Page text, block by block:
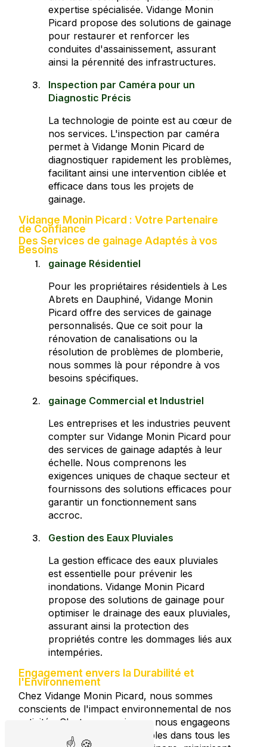
expertise spécialisée. Vidange Monin
Picard propose des solutions de gainage
pour restaurer et renforcer les
conduites d'assainissement, assurant
ainsi la pérennité des infrastructures.
Inspection par Caméra pour un
Diagnostic Précis
La technologie de pointe est au cœur de
nos services. L'inspection par caméra
permet à Vidange Monin Picard de
diagnostiquer rapidement les problèmes,
facilitant ainsi une intervention ciblée et
efficace dans tous les projets de
gainage.
Vidange Monin Picard : Votre Partenaire
de Confiance
Des Services de gainage Adaptés à vos
Besoins
gainage Résidentiel
Pour les propriétaires résidentiels à Les
Abrets en Dauphiné, Vidange Monin
Picard offre des services de gainage
personnalisés. Que ce soit pour la
rénovation de canalisations ou la
résolution de problèmes de plomberie,
nous sommes là pour répondre à vos
besoins spécifiques.
gainage Commercial et Industriel
Les entreprises et les industries peuvent
compter sur Vidange Monin Picard pour
des services de gainage adaptés à leur
échelle. Nous comprenons les
exigences uniques de chaque secteur et
fournissons des solutions efficaces pour
garantir un fonctionnement sans
accroc.
Gestion des Eaux Pluviales
La gestion efficace des eaux pluviales
est essentielle pour prévenir les
inondations. Vidange Monin Picard
propose des solutions de gainage pour
optimiser le drainage des eaux pluviales,
assurant ainsi la protection des
propriétés contre les dommages liés aux
intempéries.
Engagement envers la Durabilité et
l'Environnement
Chez Vidange Monin Picard, nous sommes
conscients de l'impact environnemental de nos
activités. C'est pourquoi nous nous engageons
à adopter des pratiques durables dans tous les